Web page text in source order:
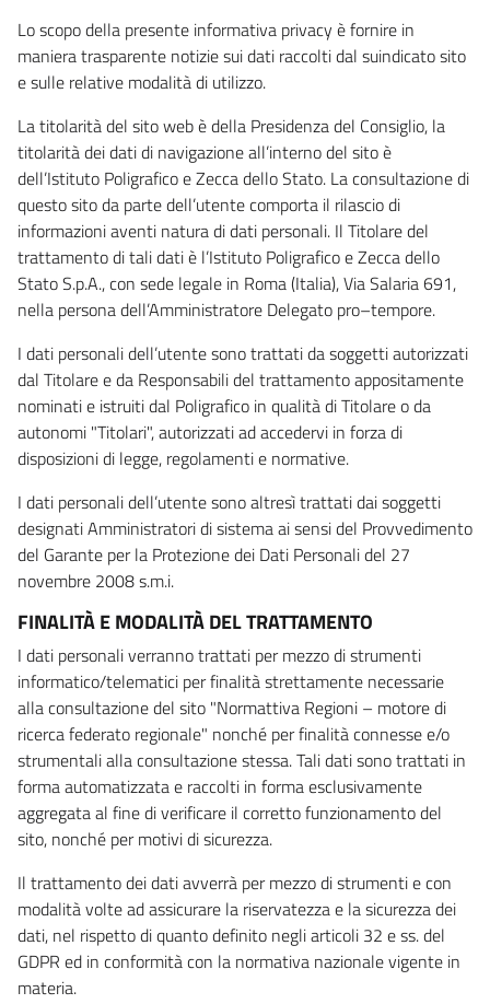
Lo scopo della presente informativa privacy è fornire in
maniera trasparente notizie sui dati raccolti dal suindicato sito
e sulle relative modalità di utilizzo.
La titolarità del sito web è della Presidenza del Consiglio, la
titolarità dei dati di navigazione all’interno del sito è
dell’Istituto Poligrafico e Zecca dello Stato. La consultazione di
questo sito da parte dell’utente comporta il rilascio di
informazioni aventi natura di dati personali. Il Titolare del
trattamento di tali dati è l’Istituto Poligrafico e Zecca dello
Stato S.p.A., con sede legale in Roma (Italia), Via Salaria 691,
nella persona dell’Amministratore Delegato pro–tempore.
I dati personali dell’utente sono trattati da soggetti autorizzati
dal Titolare e da Responsabili del trattamento appositamente
nominati e istruiti dal Poligrafico in qualità di Titolare o da
autonomi "Titolari", autorizzati ad accedervi in forza di
disposizioni di legge, regolamenti e normative.
I dati personali dell’utente sono altresì trattati dai soggetti
designati Amministratori di sistema ai sensi del Provvedimento
del Garante per la Protezione dei Dati Personali del 27
novembre 2008 s.m.i.
FINALITÀ E MODALITÀ DEL TRATTAMENTO
I dati personali verranno trattati per mezzo di strumenti
informatico/telematici per finalità strettamente necessarie
alla consultazione del sito "Normattiva Regioni – motore di
ricerca federato regionale" nonché per finalità connesse e/o
strumentali alla consultazione stessa. Tali dati sono trattati in
forma automatizzata e raccolti in forma esclusivamente
aggregata al fine di verificare il corretto funzionamento del
sito, nonché per motivi di sicurezza.
Il trattamento dei dati avverrà per mezzo di strumenti e con
modalità volte ad assicurare la riservatezza e la sicurezza dei
dati, nel rispetto di quanto definito negli articoli 32 e ss. del
GDPR ed in conformità con la normativa nazionale vigente in
materia.